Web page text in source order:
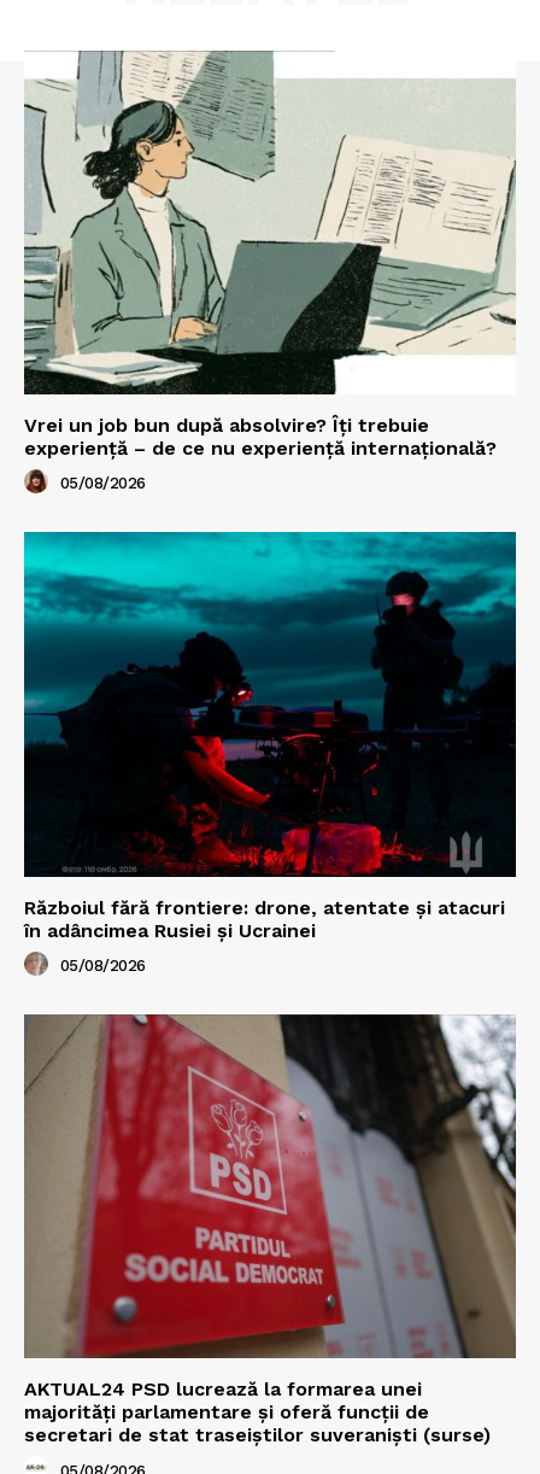
Vrei un job bun după absolvire? Îți trebuie
experiență – de ce nu experiență internațională?
05/08/2026
Războiul fără frontiere: drone, atentate și atacuri
în adâncimea Rusiei și Ucrainei
05/08/2026
AKTUAL24 PSD lucrează la formarea unei
majorităţi parlamentare și oferă funcții de
secretari de stat traseiștilor suveraniști (surse)